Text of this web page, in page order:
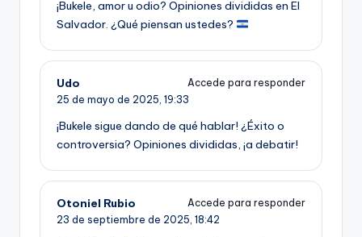
¡Bukele, amor u odio? Opiniones divididas en El
Salvador. ¿Qué piensan ustedes?
Udo
Accede para responder
25 de mayo de 2025, 19:33
¡Bukele sigue dando de qué hablar! ¿Éxito o
controversia? Opiniones divididas, ¡a debatir!
Otoniel Rubio
Accede para responder
23 de septiembre de 2025, 18:42